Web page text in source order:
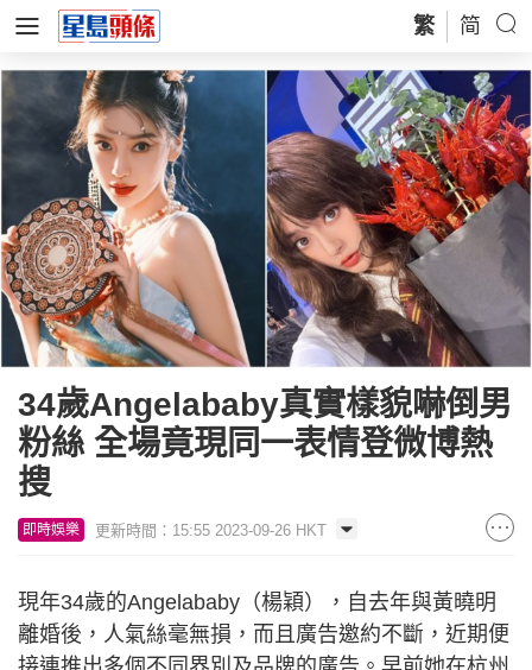
繁 简
34歲Angelababy真實樣貌嚇倒男
粉絲 全場竟現同一表情登微博熱
搜
即時娛樂 更新時間：15:55 2023-09-26 HKT
現年34歲的Angelababy（楊穎），自去年與黃曉明
離婚後，人氣絲毫無損，而且廣告邀約不斷，近期便